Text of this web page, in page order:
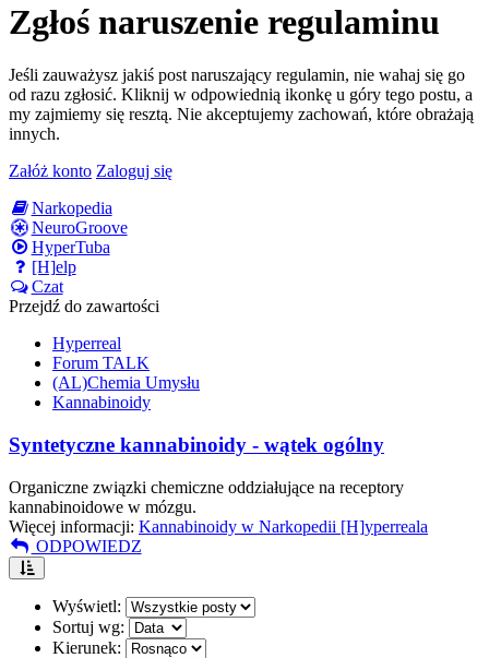
Zgłoś naruszenie regulaminu
Jeśli zauważysz jakiś post naruszający regulamin, nie wahaj się go
od razu zgłosić. Kliknij w odpowiednią ikonkę u góry tego postu, a
my zajmiemy się resztą. Nie akceptujemy zachowań, które obrażają
innych.
Załóż konto Zaloguj się
Narkopedia
NeuroGroove
HyperTuba
[H]elp
Czat
Przejdź do zawartości
Hyperreal
Forum TALK
(AL)Chemia Umysłu
Kannabinoidy
Syntetyczne kannabinoidy - wątek ogólny
Organiczne związki chemiczne oddziałujące na receptory
kannabinoidowe w mózgu.
Więcej informacji: Kannabinoidy w Narkopedii [H]yperreala
ODPOWIEDZ
Wyświetl:
Sortuj wg:
Kierunek: